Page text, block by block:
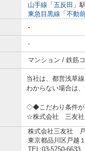
山手線 「 五反田 」
東急目黒線 「 不動
-
-
マンション / 鉄筋
当社は、都営浅草
わからない場合は
◇◆こだわり条件
☆株式会社 三友社
株式会社三友社
東京都品川区戸越
TEL:03-5750-6633